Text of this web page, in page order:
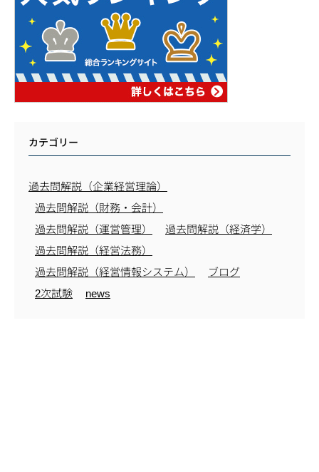
カテゴリー
過去問解説（企業経営理論）
過去問解説（財務・会計）
過去問解説（運営管理）
過去問解説（経済学）
過去問解説（経営法務）
過去問解説（経営情報システム）
ブログ
2次試験
news